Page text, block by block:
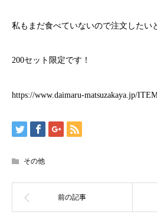
私もまだ食べていないので注文したい
200セット限定です！
https://www.daimaru-matsuzakaya.jp/
その他